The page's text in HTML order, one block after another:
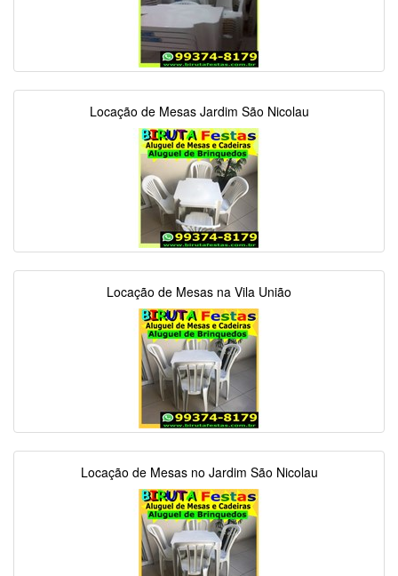
Locação de Mesas Jardim São Nicolau
Locação de Mesas na Vila União
Locação de Mesas no Jardim São Nicolau